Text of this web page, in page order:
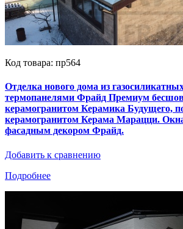
Код товара: пр564
Отделка нового дома из
термопанелями Фрайд Премиум
керамогранитом Керамика Будущего,
керамогранитом Керама Марацци.
фасадным декором Фрайд.
Добавить к сравнению
Подробнее